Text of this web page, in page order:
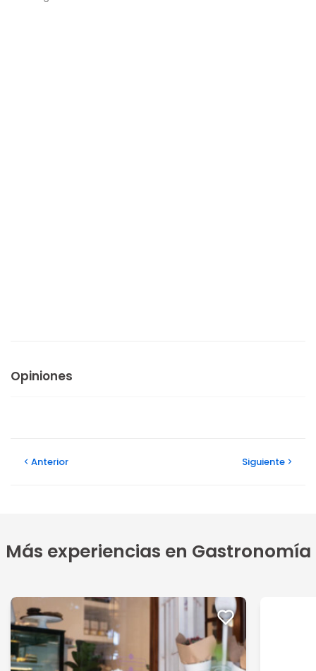
Opiniones
Anterior Siguiente
Más experiencias en Gastronomía